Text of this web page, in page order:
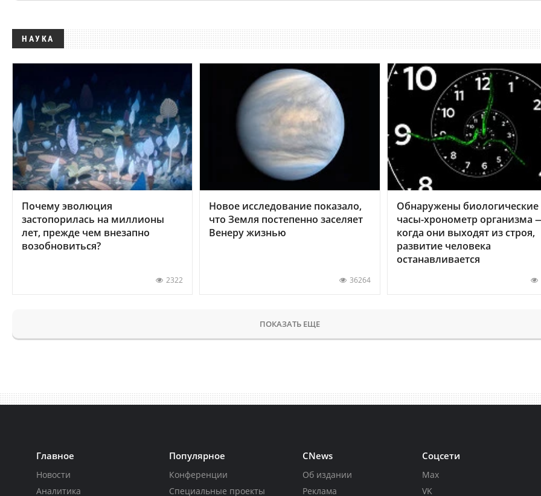
НАУКА
Почему эволюция
застопорилась на миллионы
лет, прежде чем внезапно
возобновиться?
2322
Новое исследование показало,
что Земля постепенно заселяет
Венеру жизнью
36264
Обнаружены биологические
часы-хронометр организма
когда они выходят из строя,
развитие человека
останавливается
ПОКАЗАТЬ ЕЩЕ
Главное
Новости
Аналитика
Популярное
Конференции
Специальные проекты
CNews
Об издании
Реклама
Соцсети
Max
VK